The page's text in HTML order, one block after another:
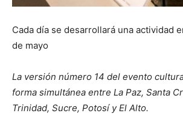
Cada día se desarrollará una actividad
de mayo
La versión número 14 del evento
forma simultánea entre La Paz, Santa
Trinidad, Sucre, Potosí y El Alto.